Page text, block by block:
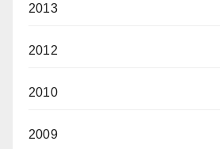
2013
2012
2010
2009